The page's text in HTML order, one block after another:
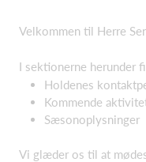
Velkommen til Herre
I sektionerne herunder
Holdenes
Kommende
Sæsonoplysninger
Vi glæder os til at